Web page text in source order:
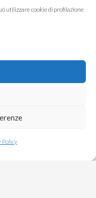
utilizzare cookie di profilazione
Policy